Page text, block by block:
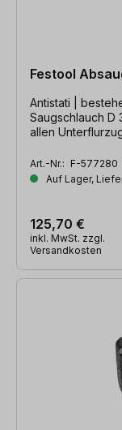
Festool
Antistati |
Saugschlauch D
allen
Art.-Nr.: F-577280
Auf Lager,
125,70 €
inkl. MwSt. zzgl.
Versandkosten